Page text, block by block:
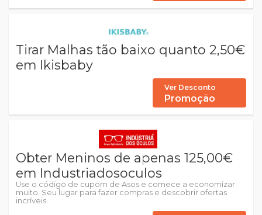
Tirar Malhas tão baixo quanto 2,50€
em Ikisbaby
Ver Desconto
Promoção
Obter Meninos de apenas 125,00€
em Industriadosoculos
Use o código de cupom de Asos e comece a economizar
muito. Seu lugar para fazer compras e descobrir ofertas
incríveis.